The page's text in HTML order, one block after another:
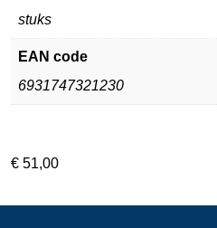
stuks
EAN code
6931747321230
€ 51,00